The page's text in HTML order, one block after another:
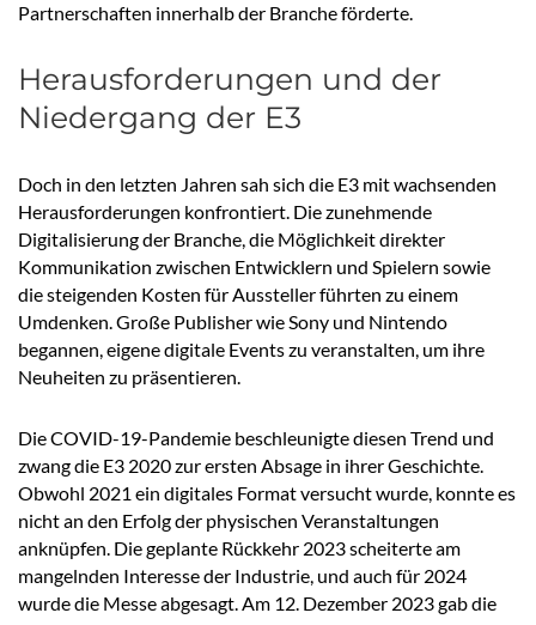
Partnerschaften innerhalb der Branche förderte.
Herausforderungen und der
Niedergang der E3
Doch in den letzten Jahren sah sich die E3 mit wachsenden
Herausforderungen konfrontiert. Die zunehmende
Digitalisierung der Branche, die Möglichkeit direkter
Kommunikation zwischen Entwicklern und Spielern sowie
die steigenden Kosten für Aussteller führten zu einem
Umdenken. Große Publisher wie Sony und Nintendo
begannen, eigene digitale Events zu veranstalten, um ihre
Neuheiten zu präsentieren.
Die COVID-19-Pandemie beschleunigte diesen Trend und
zwang die E3 2020 zur ersten Absage in ihrer Geschichte.
Obwohl 2021 ein digitales Format versucht wurde, konnte es
nicht an den Erfolg der physischen Veranstaltungen
anknüpfen. Die geplante Rückkehr 2023 scheiterte am
mangelnden Interesse der Industrie, und auch für 2024
wurde die Messe abgesagt. Am 12. Dezember 2023 gab die